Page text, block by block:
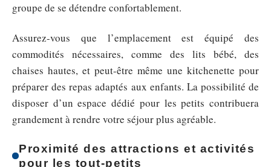
groupe de se détendre confortablement.
Assurez-vous que l’emplacement est équipé des
commodités nécessaires, comme des lits bébé, des
chaises hautes, et peut-être même une kitchenette pour
préparer des repas adaptés aux enfants. La possibilité de
disposer d’un espace dédié pour les petits contribuera
grandement à rendre votre séjour plus agréable.
Proximité des attractions et activités
pour les tout-petits